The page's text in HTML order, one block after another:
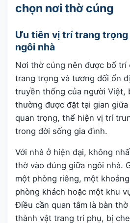
chọn nơi thờ cúng
Ưu tiên vị trí trang
ngôi nhà
Nơi thờ cúng nên được bố trí
trang trọng và tương đối ổn
truyền thống của người Việt,
thường được đặt tại gian
quan trọng, thể hiện vị trí
trong đời sống gia đình.
Với nhà ở hiện đại, không
thờ vào đúng giữa ngôi nhà.
một phòng riêng, một
phòng khách hoặc một khu
Điều cần quan tâm là bàn
thành vật trang trí phụ, bị